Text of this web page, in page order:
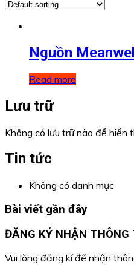
Nguồn
Read more
Lưu trữ
Không có lưu trữ nào để hiển
Tin tức
Không có danh mục
Bài viết gần đây
ĐĂNG KÝ NHẬN THÔNG
Vui lòng đăng kí để nhận